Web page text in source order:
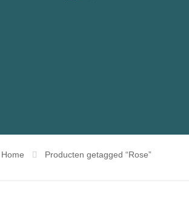
Home Producten getagged “Rose”